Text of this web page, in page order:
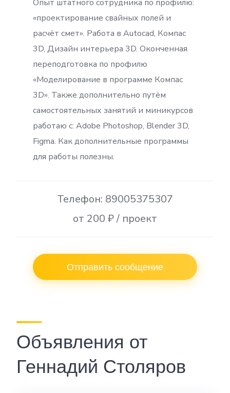
Опыт штатного сотрудника по профилю:
«проектирование свайных полей и
расчёт смет». Работа в Autocad, Компас
3D, Дизайн интерьера 3D. Оконченная
переподготовка по профилю
«Моделирование в программе Компас
3D». Также дополнительно путём
самостоятельных занятий и миникурсов
работаю с: Adobe Photoshop, Blender 3D,
Figma. Как дополнительные программы
для работы полезны.
Телефон: 89005375307
от 200 ₽ / проект
Отправить сообщение
Объявления от
Геннадий Столяров